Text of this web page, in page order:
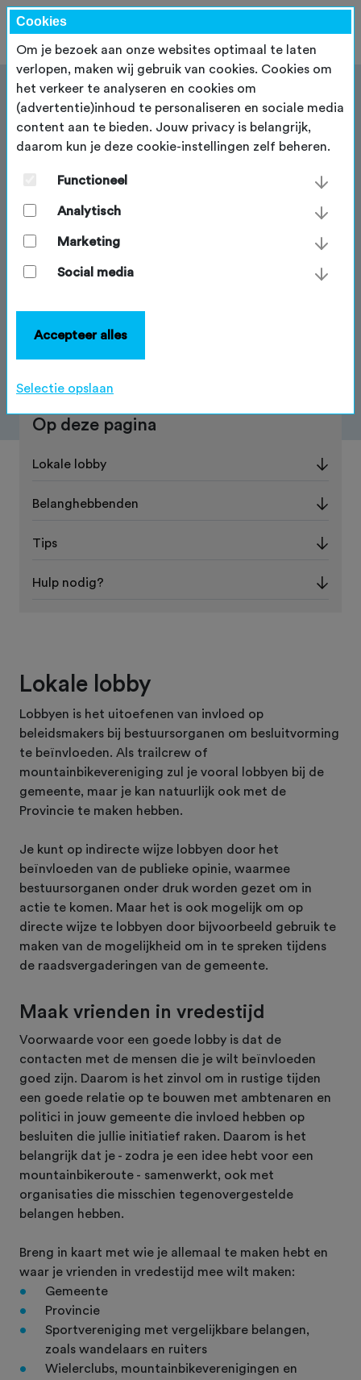
Routes behouden
De routes en paden waar mountainbikers momenteel
kunnen fietsen, is het resultaat van tientallen jaren
in het hele land. Deze pagina gaat over de
basisprincipes van belangenbehartiging. Je leest hoe
je kunt beginnen met lokale lobby, wie je nodig hebt,
Op deze pagina
Lokale lobby
Belanghebbenden
Tips
Hulp nodig?
Lokale lobby
Lobbyen is het uitoefenen van invloed op
beleidsmakers bij bestuursorganen om besluitvorming
te beïnvloeden. Als trailcrew of
mountainbikevereniging zul je vooral lobbyen bij de
gemeente, maar je kan natuurlijk ook met de
Provincie te maken hebben.
Je kunt op indirecte wijze lobbyen door het
beïnvloeden van de publieke opinie, waarmee
bestuursorganen onder druk worden gezet om in
actie te komen. Maar het is ook mogelijk om op
directe wijze te lobbyen door bijvoorbeeld gebruik te
maken van de mogelijkheid om in te spreken tijdens
de raadsvergaderingen van de gemeente.
Maak vrienden in vredestijd
Voorwaarde voor een goede lobby is dat de
contacten met de mensen die je wilt beïnvloeden
goed zijn. Daarom is het zinvol om in rustige tijden
een goede relatie op te bouwen met ambtenaren en
politici in jouw gemeente die invloed hebben op
besluiten die jullie initiatief raken. Daarom is het
belangrijk dat je - zodra je een idee hebt voor een
mountainbikeroute - samenwerkt, ook met
organisaties die misschien tegenovergestelde
belangen hebben.
Breng in kaart met wie je allemaal te maken hebt en
waar je vrienden in vredestijd mee wilt maken:
Gemeente
Provincie
Sportvereniging met vergelijkbare belangen,
zoals wandelaars en ruiters
Wielerclubs, mountainbikeverenigingen en
Cookies
Om je bezoek aan onze websites optimaal te laten
verlopen, maken wij gebruik van cookies. Cookies om
het verkeer te analyseren en cookies om
(advertentie)inhoud te personaliseren en sociale media
content aan te bieden. Jouw privacy is belangrijk,
daarom kun je deze cookie-instellingen zelf beheren.
Functioneel
Analytisch
Marketing
Social media
Accepteer alles
Selectie opslaan